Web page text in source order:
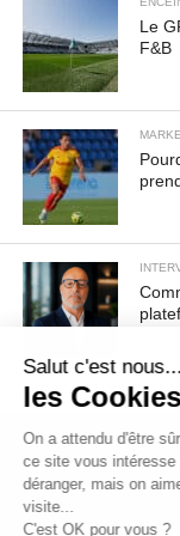
Le
F&B